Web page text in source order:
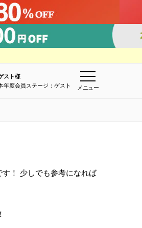
スト様
年度会員ステージ：ゲスト
メニュー
！ 少しでも参考になれば